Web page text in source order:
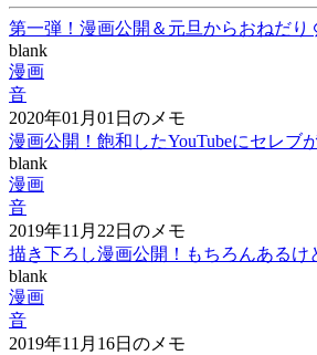
第一弾！漫画公開＆元旦からおねだり
blank
漫画
音
2020年01月01日のメモ
漫画公開！飽和したYouTubeにセレブ
blank
漫画
音
2019年11月22日のメモ
描き下ろし漫画公開！もちろんあるけ
blank
漫画
音
2019年11月16日のメモ